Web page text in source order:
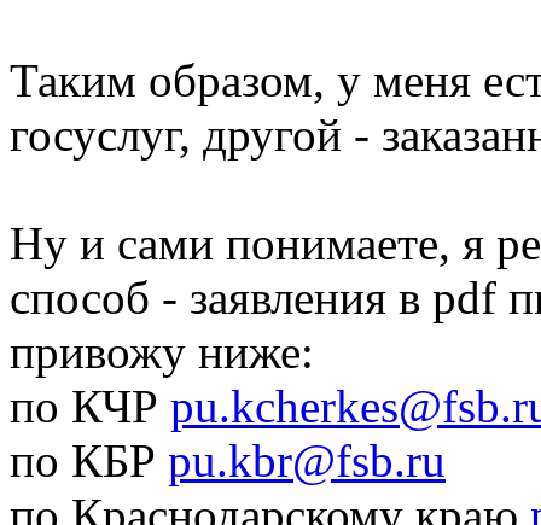
Таким образом, у меня
госуслуг, другой -
Ну и сами понимаете, я
способ - заявления в pdf
привожу ниже:
по КЧР
по КБР pu.kbr@fsb.ru